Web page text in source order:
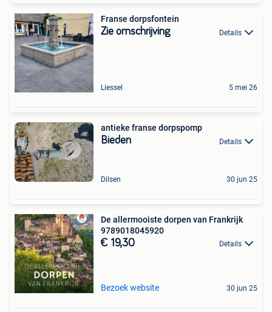
Franse dorpsfontein
Zie omschrijving Details
Liessel 5 mei 26
antieke franse dorpspomp
Bieden Details
Dilsen 30 jun 25
De allermooiste dorpen van Frankrijk
9789018045920
€ 19,30 Details
Bezoek website 30 jun 25